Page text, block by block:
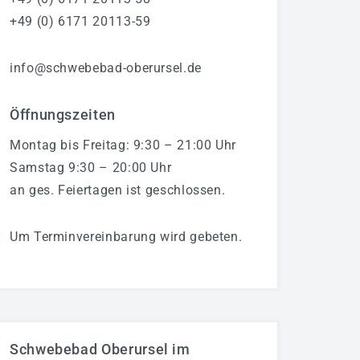
+49 (0) 6171 20113-59
info@schwebebad-oberursel.de
Öffnungszeiten
Montag bis Freitag: 9:30 – 21:00 Uhr
Samstag 9:30 – 20:00 Uhr
an ges. Feiertagen ist geschlossen.
Um Terminvereinbarung wird gebeten.
Schwebebad Oberursel im